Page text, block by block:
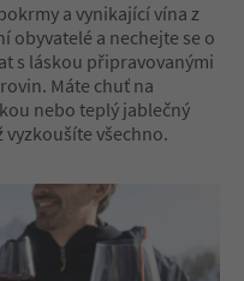
a vynikající vína z
obyvatelé a nechejte se o
s láskou připravovanými
Máte chuť na
nebo teplý jablečný
vyzkoušíte všechno.